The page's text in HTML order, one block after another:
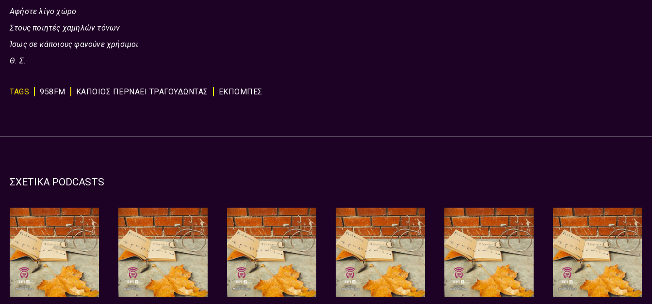
Αφήστε λίγο χώρο
Στους ποιητές χαμηλών τόνων
Ίσως σε κάποιους φανούνε χρήσιμοι
Θ. Σ.
TAGS 958FM ΚΑΠΟΙΟΣ ΠΕΡΝΑΕΙ ΤΡΑΓΟΥΔΩΝΤΑΣ ΕΚΠΟΜΠΈΣ
ΣΧΕΤΙΚΑ PODCASTS